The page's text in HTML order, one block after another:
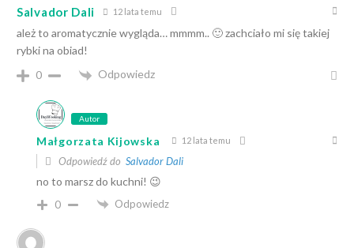
Salvador Dali 12 lata temu
ależ to aromatycznie wygląda… mmmm.. 🙂 zachciało mi się takiej
rybki na obiad!
0
Odpowiedz
Autor
Małgorzata Kijowska 12 lata temu
Odpowiedź do Salvador Dali
no to marsz do kuchni! 😉
0 Odpowiedz